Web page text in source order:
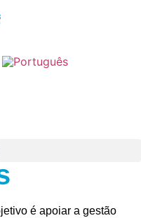
é apoiar a gestão